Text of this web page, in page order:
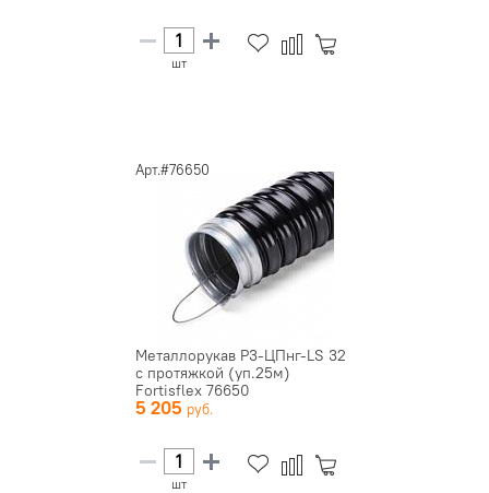
шт
Арт.#76650
Металлорукав Р3-ЦПнг-LS 32
с протяжкой (уп.25м)
Fortisflex 76650
5 205
шт